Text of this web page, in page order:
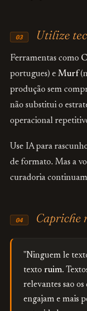
03 Utilize
Ferramentas como
portugues) e Murf
produção sem
não substitui o
operacional
Use IA para
de formato. Mas a
curadoria
04 Capriche
"Ninguem le
texto ruim.
relevantes sao
engajam e mais